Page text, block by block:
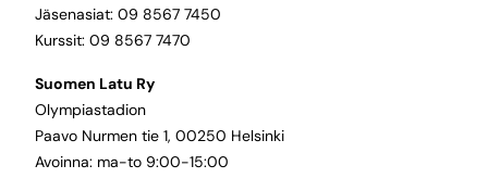
Jäsenasiat: 09 8567 7450
Kurssit: 09 8567 7470
Suomen Latu Ry
Olympiastadion
Paavo Nurmen tie 1, 00250 Helsinki
Avoinna: ma-to 9:00-15:00